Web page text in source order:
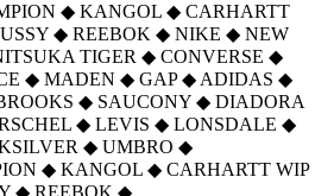
◆ KANGOL ◆ CARHARTT
◆ REEBOK ◆ NIKE ◆ NEW
TIGER ◆ CONVERSE ◆
◆ MADEN ◆ GAP ◆ ADIDAS ◆
◆ SAUCONY ◆ DIADORA
◆ LEVIS ◆ LONSDALE ◆
◆ UMBRO ◆
◆ KANGOL ◆ CARHARTT WIP
◆ REEBOK ◆